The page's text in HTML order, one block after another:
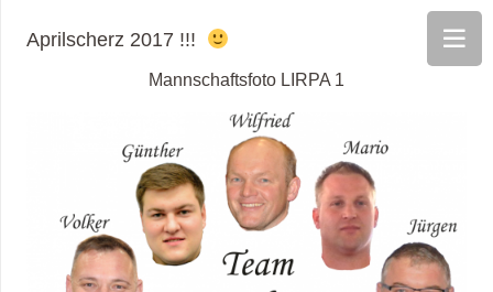
Aprilscherz 2017 !!!
Mannschaftsfoto LIRPA 1